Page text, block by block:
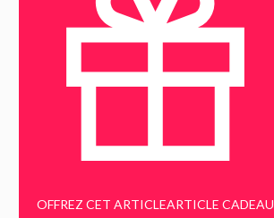
OFFREZ CET ARTICLEARTICLE CADEAU